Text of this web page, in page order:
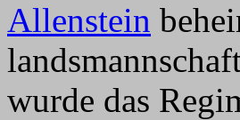
Allenstein
wurde das